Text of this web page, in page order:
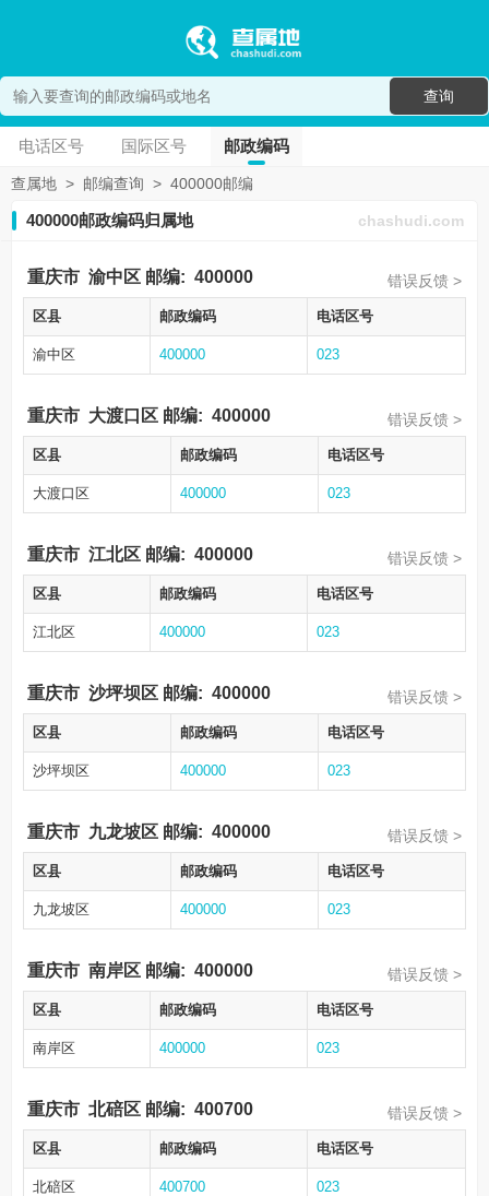
查询
电话区号 国际区号 邮政编码
查属地 > 邮编查询 > 400000邮编
400000邮政编码归属地 chashudi.com
重庆市 渝中区 邮编: 400000 错误反馈 >
区县 邮政编码 电话区号
渝中区 400000 023
重庆市 大渡口区 邮编: 400000 错误反馈 >
区县 邮政编码 电话区号
大渡口区 400000 023
重庆市 江北区 邮编: 400000 错误反馈 >
区县 邮政编码 电话区号
江北区 400000 023
重庆市 沙坪坝区 邮编: 400000 错误反馈 >
区县 邮政编码 电话区号
沙坪坝区 400000 023
重庆市 九龙坡区 邮编: 400000 错误反馈 >
区县 邮政编码 电话区号
九龙坡区 400000 023
重庆市 南岸区 邮编: 400000 错误反馈 >
区县 邮政编码 电话区号
南岸区 400000 023
重庆市 北碚区 邮编: 400700 错误反馈 >
区县 邮政编码 电话区号
北碚区 400700 023